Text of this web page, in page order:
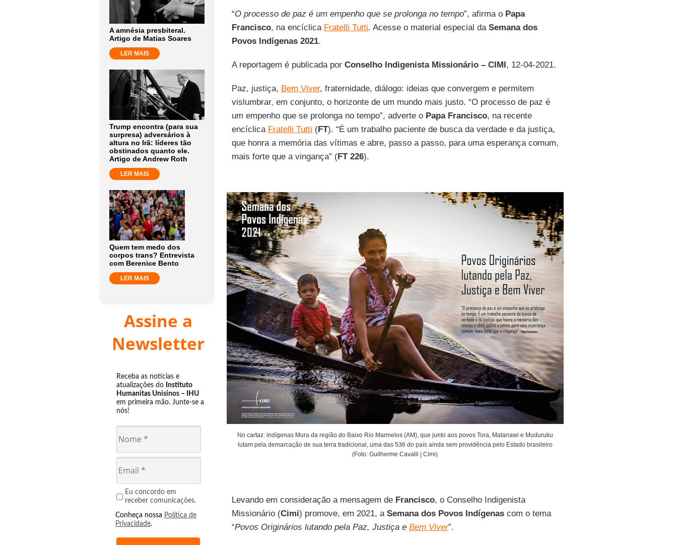
A amnésia presbiteral.
Artigo de Matias Soares
LER MAIS
Trump encontra (para sua
surpresa) adversários à
altura no Irã: líderes tão
obstinados quanto ele.
Artigo de Andrew Roth
LER MAIS
Quem tem medo dos
corpos trans? Entrevista
com Berenice Bento
LER MAIS
Assine a
Newsletter
Receba as notícias e
atualizações do Instituto
Humanitas Unisinos – IHU
em primeira mão. Junte-se a
nós!
Eu concordo em
receber comunicações.
Conheça nossa Política de
Privacidade.
“O processo de paz é um empenho que se prolonga no tempo”, afirma o Papa
Francisco, na encíclica Fratelli Tutti. Acesse o material especial da Semana dos
Povos Indígenas 2021.
A reportagem é publicada por Conselho Indigenista Missionário – CIMI, 12-04-2021.
Paz, justiça, Bem Viver, fraternidade, diálogo: ideias que convergem e permitem
vislumbrar, em conjunto, o horizonte de um mundo mais justo. “O processo de paz é
um empenho que se prolonga no tempo”, adverte o Papa Francisco, na recente
encíclica Fratelli Tutti (FT). “É um trabalho paciente de busca da verdade e da justiça,
que honra a memória das vítimas e abre, passo a passo, para uma esperança comum,
mais forte que a vingança” (FT 226).
No cartaz: indígenas Mura da região do Baixo Rio Marmelos (AM), que junto aos povos Tora, Matanawi e Muduruku
lutam pela demarcação de sua terra tradicional, uma das 536 do país ainda sem providência pelo Estado brasileiro
(Foto: Guilherme Cavalli | Cimi)
Levando em consideração a mensagem de Francisco, o Conselho Indigenista
Missionário (Cimi) promove, em 2021, a Semana dos Povos Indígenascom o tema
“Povos Originários lutando pela Paz, Justiça e Bem Viver”.